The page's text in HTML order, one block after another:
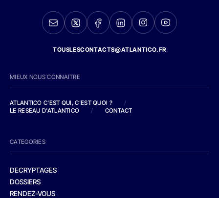
TOUSLESCONTACTS@ATLANTICO.FR
MIEUX NOUS CONNAITRE
ATLANTICO C'EST QUI, C'EST QUOI ?
/
LE RESEAU D'ATLANTICO
/ CONTACT
CATEGORIES
DECRYPTAGES
DOSSIERS
RENDEZ-VOUS